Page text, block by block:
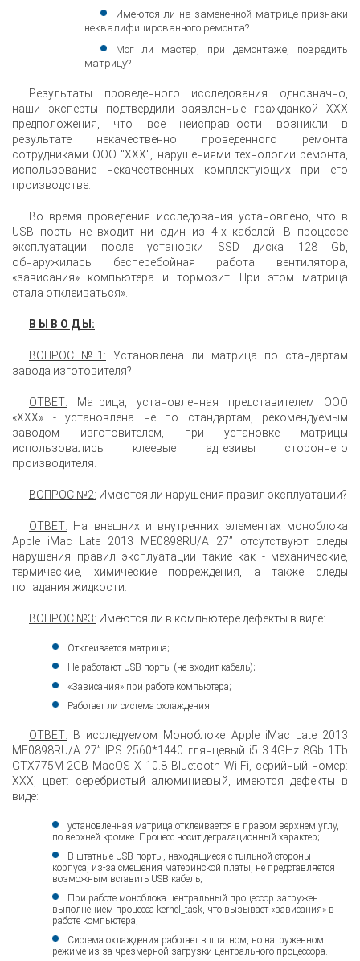
Имеются ли на замененной матрице признаки
неквалифицированного ремонта?
Мог ли мастер, при демонтаже, повредить
матрицу?
Результаты проведенного исследования однозначно,
наши эксперты подтвердили заявленные гражданкой ХХХ
предположения, что все неисправности возникли в
результате некачественно проведенного ремонта
сотрудниками ООО "XXX", нарушениями технологии ремонта,
использование некачественных комплектующих при его
производстве.
Во время проведения исследования установлено, что в
USB порты не входит ни один из 4-х кабелей. В процессе
эксплуатации после установки SSD диска 128 Gb,
обнаружилась бесперебойная работа вентилятора,
«зависания» компьютера и тормозит. При этом матрица
стала отклеиваться».
В Ы В О Д Ы:
ВОПРОС №1: Установлена ли матрица по стандартам
завода изготовителя?
ОТВЕТ: Матрица, установленная представителем ООО
«ХХХ» - установлена не по стандартам, рекомендуемым
заводом изготовителем, при установке матрицы
использовались клеевые адгезивы стороннего
производителя.
ВОПРОС №2: Имеются ли нарушения правил эксплуатации?
ОТВЕТ: На внешних и внутренних элементах моноблока
Apple iMac Late 2013 ME0898RU/A 27’’ отсутствуют следы
нарушения правил эксплуатации такие как - механические,
термические, химические повреждения, а также следы
попадания жидкости.
ВОПРОС №3: Имеются ли в компьютере дефекты в виде:
Отклеивается матрица;
Не работают USB-порты (не входит кабель);
«Зависания» при работе компьютера;
Работает ли система охлаждения.
ОТВЕТ: В исследуемом Моноблоке Apple iMac Late 2013
ME0898RU/A 27’’ IPS 2560*1440 глянцевый i5 3.4GHz 8Gb 1Tb
GTX775M-2GB MacOS X 10.8 Bluetooth Wi-Fi, серийный номер:
ХХХ, цвет: серебристый алюминиевый, имеются дефекты в
виде:
установленная матрица отклеивается в правом верхнем углу,
по верхней кромке. Процесс носит деградационный характер;
В штатные USB-порты, находящиеся с тыльной стороны
корпуса, из-за смещения материнской платы, не представляется
возможным вставить USB кабель;
При работе моноблока центральный процессор загружен
выполнением процесса kernel_task, что вызывает «зависания» в
работе компьютера;
Система охлаждения работает в штатном, но нагруженном
режиме из-за чрезмерной загрузки центрального процессора.